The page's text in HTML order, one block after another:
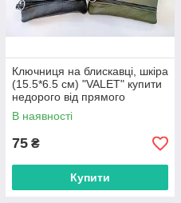
Ключниця на блискавці, шкіра
(15.5*6.5 см) "VALET" купити
недорого від прямого
постачальника
В наявності
75 ₴
Купити